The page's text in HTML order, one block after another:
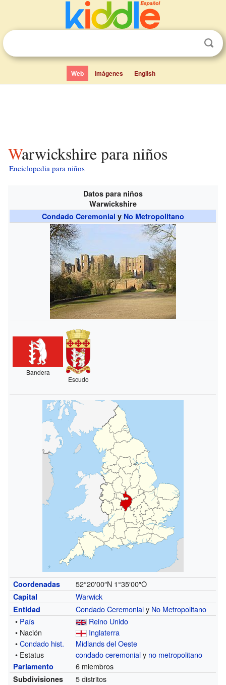
Web Imágenes English
Warwickshire para niños
Enciclopedia para niños
Datos para niños
Warwickshire
Condado Ceremonial y No Metropolitano
Bandera
Escudo
Coordenadas 52°20′00″N 1°35′00″O
Capital Warwick
Entidad Condado Ceremonialy No Metropolitano
• País
Reino Unido
• Nación
Inglaterra
•Condado hist.
Midlands del Oeste
• Estatus
condado ceremonialy no metropolitano
Parlamento 6 miembros
Subdivisiones 5 distritos